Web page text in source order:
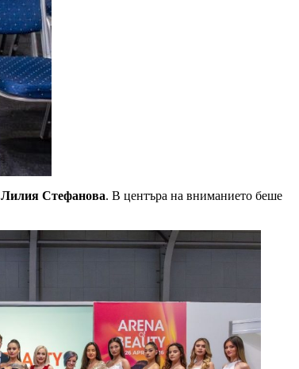
Лилия Стефанова. В центъра на вниманието беше